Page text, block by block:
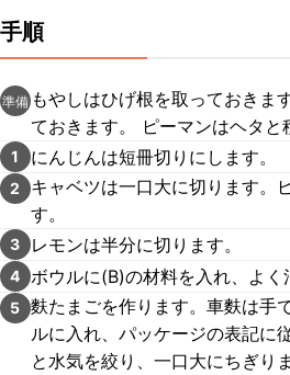
手順
準備 もやしはひげ根を取っておきま
ておきます。 ピーマンはヘタと
1 にんじんは短冊切りにします。
2
キャベツは一口大に切ります。
す。
3 レモンは半分に切ります。
4 ボウルに(B)の材料を入れ、よく
5 麩たまごを作ります。車麩は手
ルに入れ、パッケージの表記に
と水気を絞り、一口大にちぎりま